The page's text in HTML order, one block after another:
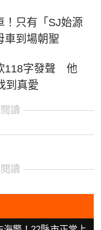
！只有「SJ始源
車到場朝聖
118字發聲 他
到真愛
讀
讀